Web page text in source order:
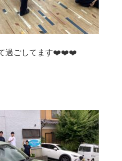
て過ごしてます❤️❤️❤️